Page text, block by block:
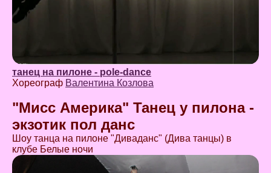
танец на пилоне - pole-dance
Хореограф Валентина Козлова
"Мисс Америка" Танец у пилона -
экзотик пол данс
Шоу танца на пилоне "Диваданс" (Дива танцы) в
клубе Белые ночи